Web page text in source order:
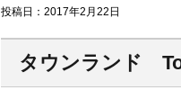
投稿日： 2017年2月22日
タウンランド